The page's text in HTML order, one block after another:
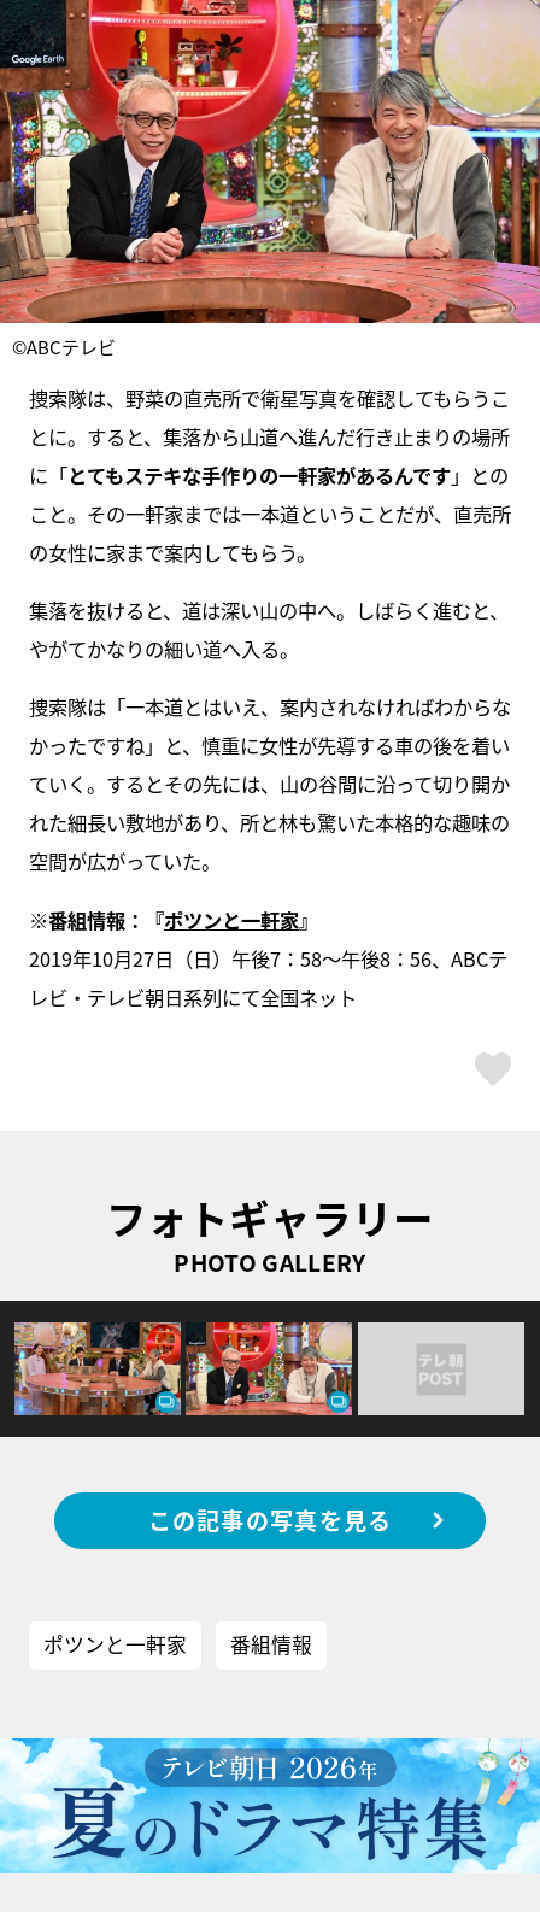
©ABCテレビ
捜索隊は、野菜の直売所で衛星写真を確認してもらうこ
とに。すると、集落から山道へ進んだ行き止まりの場所
に「とてもステキな手作りの一軒家があるんです」との
こと。その一軒家までは一本道ということだが、直売所
の女性に家まで案内してもらう。
集落を抜けると、道は深い山の中へ。しばらく進むと、
やがてかなりの細い道へ入る。
捜索隊は「一本道とはいえ、案内されなければわからな
かったですね」と、慎重に女性が先導する車の後を着い
ていく。するとその先には、山の谷間に沿って切り開か
れた細長い敷地があり、所と林も驚いた本格的な趣味の
空間が広がっていた。
※番組情報：『ポツンと一軒家』
2019年10月27日（日）午後7：58～午後8：56、ABCテ
レビ・テレビ朝日系列にて全国ネット
フォトギャラリー
PHOTO GALLERY
この記事の写真を見る
ポツンと一軒家 番組情報